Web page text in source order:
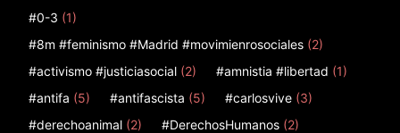
#0-3 (1)
#8m #feminismo #Madrid #movimienrosociales (2)
#activismo #justiciasocial (2) #amnistia #libertad (1)
#antifa (5) #antifascista (5) #carlosvive (3)
#derechoanimal (2) #DerechosHumanos (2)